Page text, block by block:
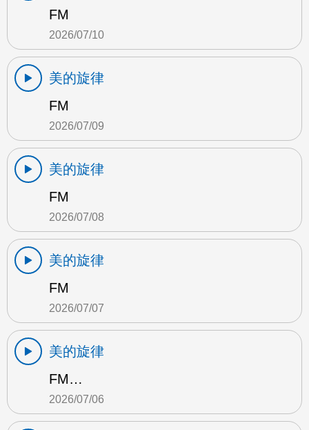
FM
2026/07/10
美的旋律
FM
2026/07/09
美的旋律
FM
2026/07/08
美的旋律
FM
2026/07/07
美的旋律
FM…
2026/07/06